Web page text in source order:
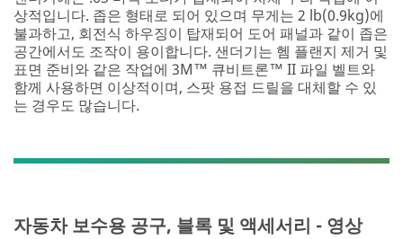
receive
a
confirmation
email
from
us
when
address
our
상적입니다. 좁은 형태로 되어 있으며 무게는 2 lb(0.9kg)에
불과하고, 회전식 하우징이 탑재되어 도어 패널과 같이 좁은
공간에서도 조작이 용이합니다. 샌더기는 헴 플랜지 제거 및
표면 준비와 같은 작업에 3M™ 큐비트론™ II 파일 벨트와
함께 사용하면 이상적이며, 스팟 용접 드릴을 대체할 수 있
는 경우도 많습니다.
자동차 보수용 공구, 블록 및 액세서리 - 영상